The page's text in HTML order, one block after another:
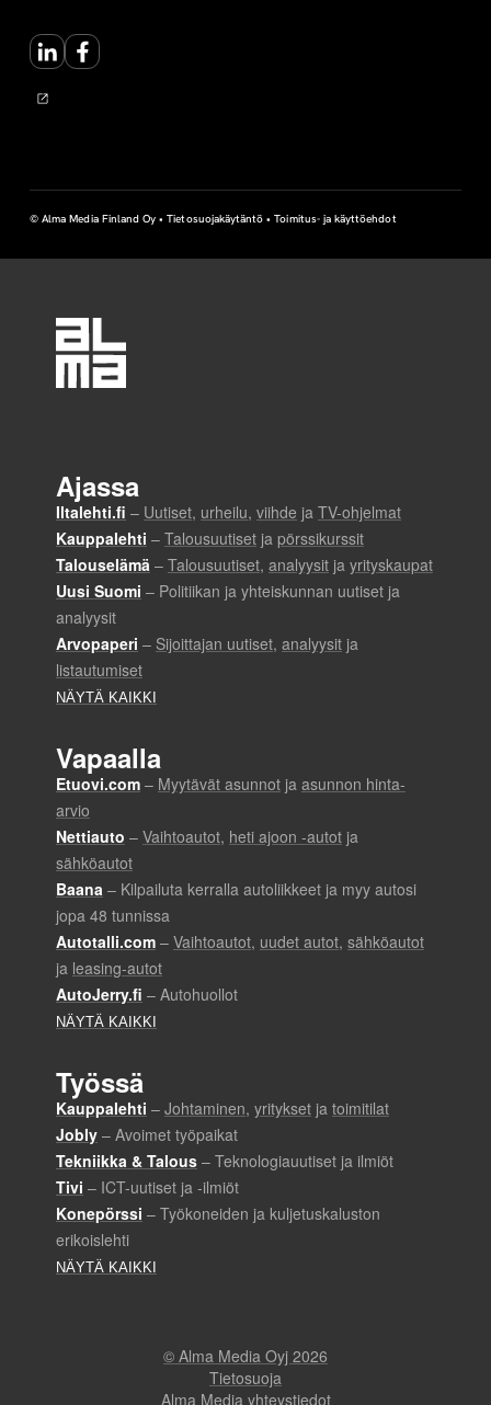
LinkedInFacebook
© Alma Media Finland Oy •Tietosuojakäytäntö •Toimitus- ja käyttöehdot